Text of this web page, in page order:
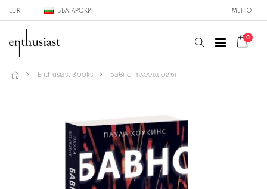
EUR БЪЛГАРСКИ МЕНЮ
0
Enthusiast Books Бавно тлеещ огън